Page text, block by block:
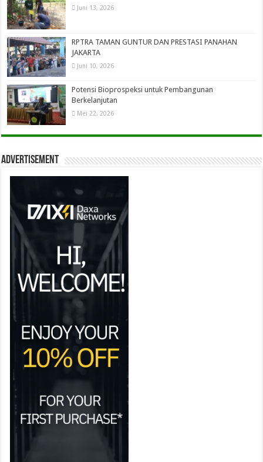
Juni 13, 2026
RPTRA TAMAN GUNTUR DAN PRESTASI PANAHAN
JAKARTA
Juni 10, 2026
Potensi Bioprospeksi untuk Pembangunan
Berkelanjutan
Mei 22, 2026
Advertisement